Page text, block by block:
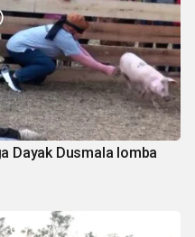
Dayak Dusmala lomba